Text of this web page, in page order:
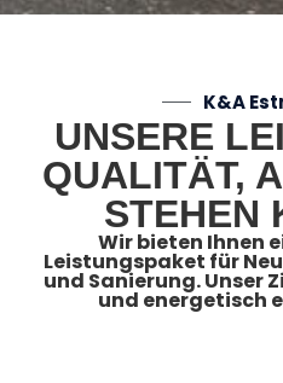
K&A
UNSERE
QUALITÄT,
STEHEN
Wir bieten Ihnen
Leistungspaket für
und Sanierung. Unser
und energetisch